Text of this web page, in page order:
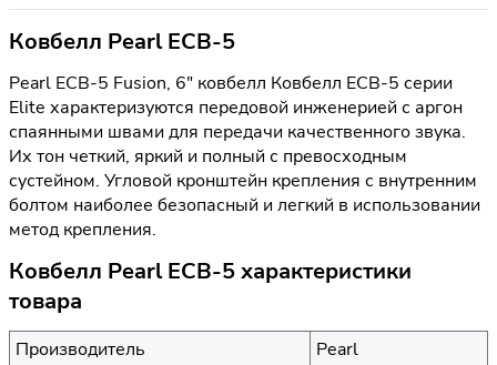
Ковбелл Pearl ECB-5
Pearl ECB-5 Fusion, 6" ковбелл Ковбелл ECB-5 серии
Elite характеризуются передовой инженерией с аргон
спаянными швами для передачи качественного звука.
Их тон четкий, яркий и полный с превосходным
сустейном. Угловой кронштейн крепления с внутренним
болтом наиболее безопасный и легкий в использовании
метод крепления.
Ковбелл Pearl ECB-5 характеристики
товара
Производитель
Pearl